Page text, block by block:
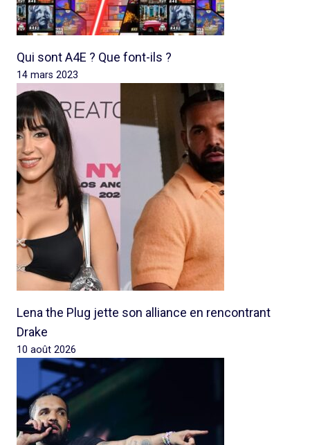
Qui sont A4E ? Que font-ils ?
14 mars 2023
Lena the Plug jette son alliance en rencontrant
Drake
10 août 2026